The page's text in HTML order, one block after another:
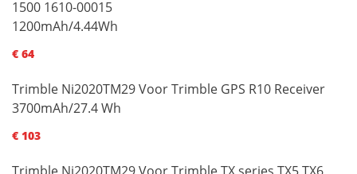
1500 1610-00015
1200mAh/4.44Wh
€ 64
Trimble Ni2020TM29 Voor Trimble GPS R10 Receiver
3700mAh/27.4 Wh
€ 103